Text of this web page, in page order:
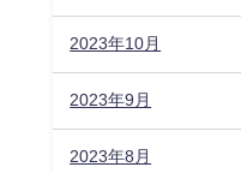
2023年10月
2023年9月
2023年8月